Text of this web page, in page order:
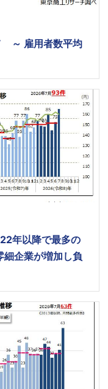
～ 雇用者数平均
年以降で最多の
企業が増加し負